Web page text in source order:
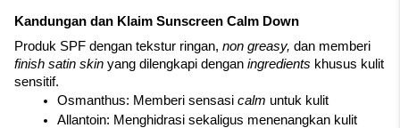
Kandungan dan Klaim Sunscreen Calm Down
Produk SPF dengan tekstur ringan, non greasy,
finish satin skin yang dilengkapi dengan ingredients khusus kulit
sensitif.
Osmanthus: Memberi sensasi calm untuk kulit
Allantoin: Menghidrasi sekaligus menenangkan kulit